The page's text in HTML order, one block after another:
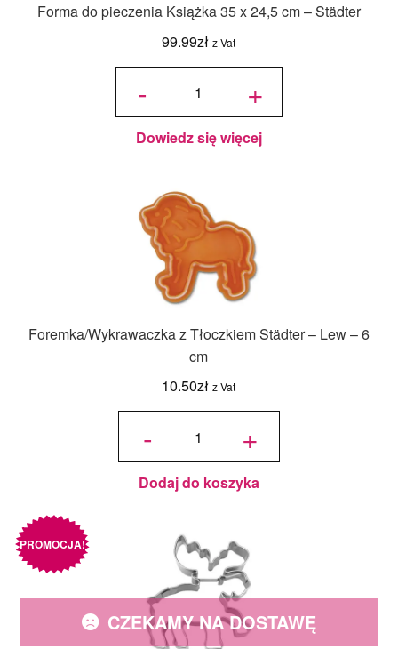
Forma do pieczenia Książka 35 x 24,5 cm – Städter
99.99zł z Vat
-
ilość
Książka
35 x 24,5
Städter +
Dowiedz się więcej
Foremka/Wykrawaczka z Tłoczkiem Städter – Lew – 6
cm
10.50zł z Vat
-
ilość
z Tłoczkiem Städter -
Lew - 6 cm +
Dodaj do koszyka
PROMOCJA!
CZEKAMY NA DOSTAWĘ